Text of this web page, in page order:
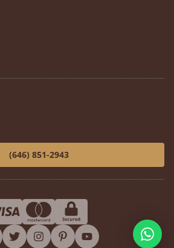
(646) 851-2943
twitterinstagram
pinterestyoutube